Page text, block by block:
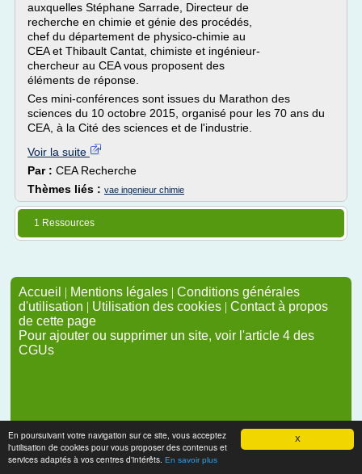
X
En poursuivant votre navigation sur ce site, vous acceptez
l'utilisation de cookies pour vous proposer des contenus et
services adaptés à vos centres d'intérêts. En savoir plus
auxquelles Stéphane Sarrade, Directeur de
recherche en chimie et génie des procédés,
chef du département de physico-chimie au
CEA et Thibault Cantat, chimiste et ingénieur-
chercheur au CEA vous proposent des
éléments de réponse.
Ces mini-conférences sont issues du Marathon des
sciences du 10 octobre 2015, organisé pour les 70 ans du
CEA, à la Cité des sciences et de l'industrie.
Voir la suite
Par : CEA Recherche
Thèmes liés : vae ingenieur chimie
1 Ressources
Accueil | Mentions légales | Conditions générales
d'utilisation | Utilisation des cookies | Contact à propos
de cette page
Pour ajouter ou supprimer un site, voir l'article 4 des
CGUs